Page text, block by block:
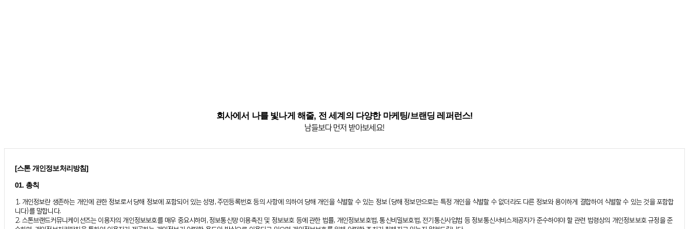
회사에서 나를 빛나게 해줄, 전 세계의 다양한 마케팅/브랜딩 레퍼런스!
남들보다 먼저 받아보세요!
[스톤 개인정보처리방침]
01. 총칙
1. 개인정보란 생존하는 개인에 관한 정보로서 당해 정보에 포함되어 있는 성명, 주민등록번호 등의 사항에 의하여 당해 개인을 식별할 수 있는 정보 (당해 정보만으로는 특정 개인을 식별할 수 없더라도 다른 정보와 용이하게 결합하여 식별할 수 있는 것을 포함합
니다)를 말합니다.
2. 스톤브랜드커뮤니케이션즈는 이용자의 개인정보보호를 매우 중요시하며, 정보통신망 이용촉진 및 정보보호 등에 관한 법률, 개인정보보호법, 통신비밀보호법, 전기통신사업법 등 정보통신서비스제공자가 준수하여야 할 관련 법령상의 개인정보보호 규정을 준